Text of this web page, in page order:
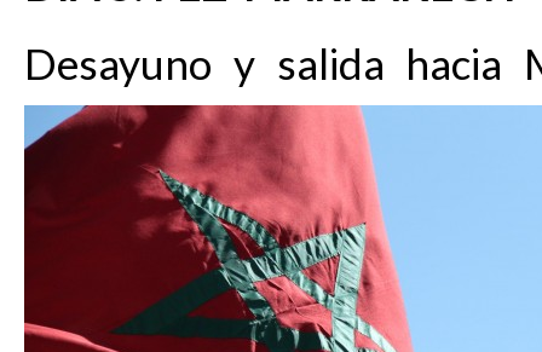
Desayuno y salida